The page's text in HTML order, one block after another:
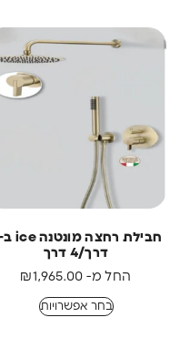
דרך/4 דרך
החל מ-
₪1,965.00
בחר אפשרויות